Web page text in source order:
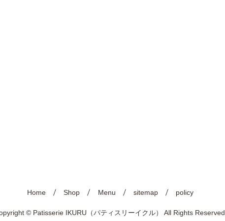
Home Shop Menu sitemap policy
© Patisserie IKURU（パティスリーイクル） All Rights Reserved.